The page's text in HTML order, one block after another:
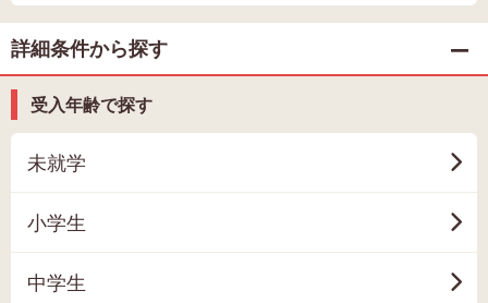
詳細条件から探す
受入年齢で探す
未就学
小学生
中学生